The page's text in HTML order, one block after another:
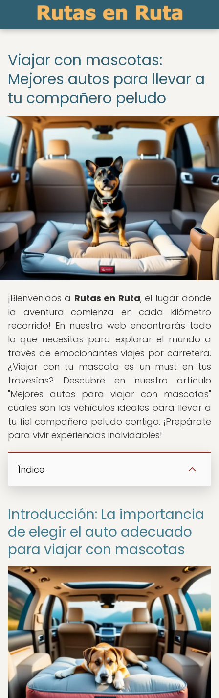
Viajar con mascotas:
Mejores autos para llevar a
tu compañero peludo
¡Bienvenidos a Rutas en Ruta, el lugar donde
la aventura comienza en cada kilómetro
recorrido! En nuestra web encontrarás todo
lo que necesitas para explorar el mundo a
través de emocionantes viajes por carretera.
¿Viajar con tu mascota es un must en tus
travesías? Descubre en nuestro artículo
"Mejores autos para viajar con mascotas"
cuáles son los vehículos ideales para llevar a
tu fiel compañero peludo contigo. ¡Prepárate
para vivir experiencias inolvidables!
Índice
Introducción: La importancia
de elegir el auto adecuado
para viajar con mascotas